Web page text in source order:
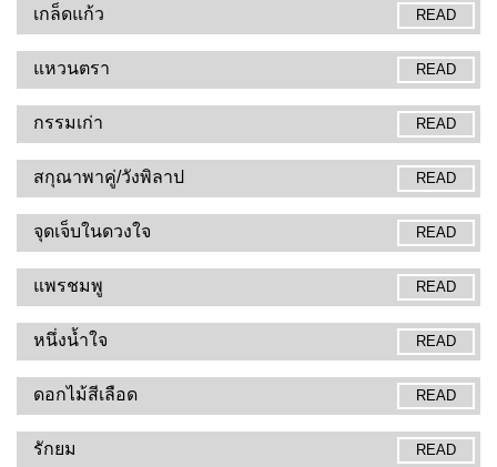
READ
เกล็ดแก้ว
READ
แหวนตรา
READ
กรรมเก่า
READ
สกุณาพาคู่/วังพิลาป
READ
จุดเจ็บในดวงใจ
READ
แพรชมพู
READ
หนึ่งน้ำใจ
READ
ดอกไม้สีเลือด
READ
รักยม